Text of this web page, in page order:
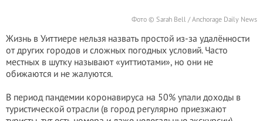
Фото © Sarah Bell / Anchorage Daily News
Жизнь в Уиттиере нельзя назвать простой из-за удалённости
от других городов и сложных погодных условий. Часто
местных в шутку называют «уиттиотами», но они не
обижаются и не жалуются.
В период пандемии коронавируса на 50% упали доходы в
туристической отрасли (в город регулярно приезжают